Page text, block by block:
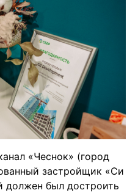
«Чеснок» (город
застройщик «Си
был достроить